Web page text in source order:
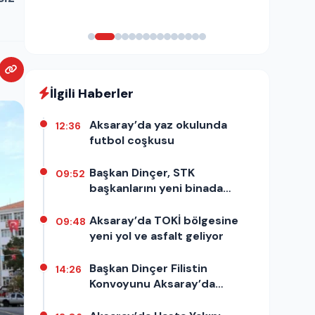
İlgili Haberler
12:36
Aksaray’da yaz okulunda
futbol coşkusu
09:52 Başkan Dinçer, STK
başkanlarını yeni binada
09:48 Aksaray’da TOKİ bölgesine
yeni yol ve asfalt geliyor
14:26
Başkan Dinçer Filistin
Konvoyunu Aksaray’da